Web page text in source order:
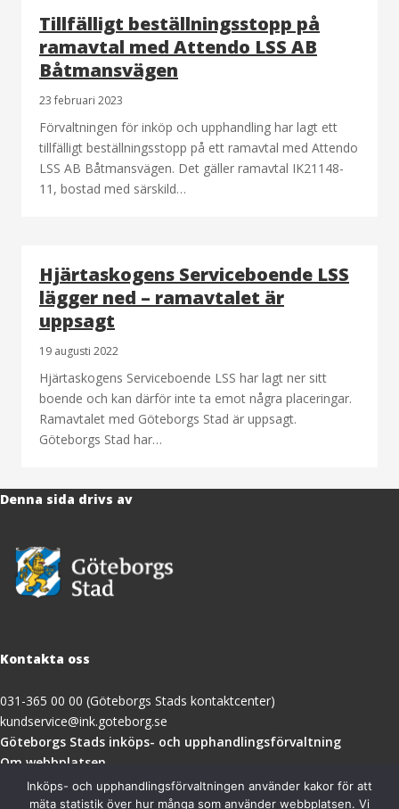
Tillfälligt beställningsstopp på
ramavtal med Attendo LSS AB
Båtmansvägen
23 februari 2023
Förvaltningen för inköp och upphandling har lagt ett
tillfälligt beställningsstopp på ett ramavtal med Attendo
LSS AB Båtmansvägen. Det gäller ramavtal IK21148-
11, bostad med särskild…
Hjärtaskogens Serviceboende LSS
lägger ned – ramavtalet är
uppsagt
19 augusti 2022
Hjärtaskogens Serviceboende LSS har lagt ner sitt
boende och kan därför inte ta emot några placeringar.
Ramavtalet med Göteborgs Stad är uppsagt.
Göteborgs Stad har…
Denna sida drivs av
Kontakta oss
031-365 00 00 (Göteborgs Stads kontaktcenter)
kundservice@ink.goteborg.se
Göteborgs Stads inköps- och upphandlingsförvaltning(öppnas
nytt
fönster)
Om webbplatsen
Tillgänglighetsredogörelse
Inköps- och upphandlingsförvaltningen använder kakor för att
mäta statistik över hur många som använder webbplatsen. Vi